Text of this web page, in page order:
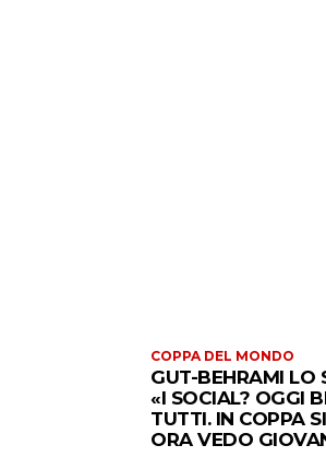
COPPA DEL MONDO
GUT-BEHRAMI LO
«I SOCIAL? OGGI
TUTTI. IN COPPA
ORA VEDO